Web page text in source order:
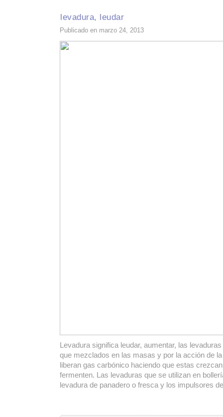
levadura, leudar
Publicado en marzo 24, 2013
Levadura significa leudar, aumentar, las
que mezclados en las masas y por la acción de
liberan gas carbónico haciendo que estas
fermenten. Las levaduras que se utilizan en
levadura de panadero o fresca y los impulsores